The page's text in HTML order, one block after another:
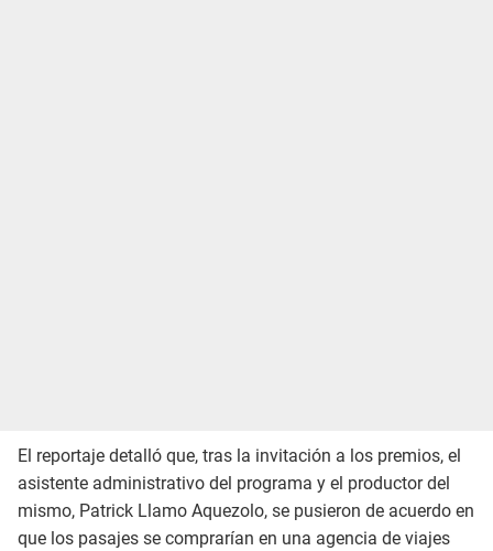
El reportaje detalló que, tras la invitación a los premios, el
asistente administrativo del programa y el productor del
mismo, Patrick Llamo Aquezolo, se pusieron de acuerdo en
que los pasajes se comprarían en una agencia de viajes